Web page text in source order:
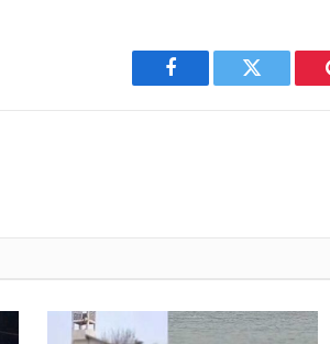
Facebook Twitter